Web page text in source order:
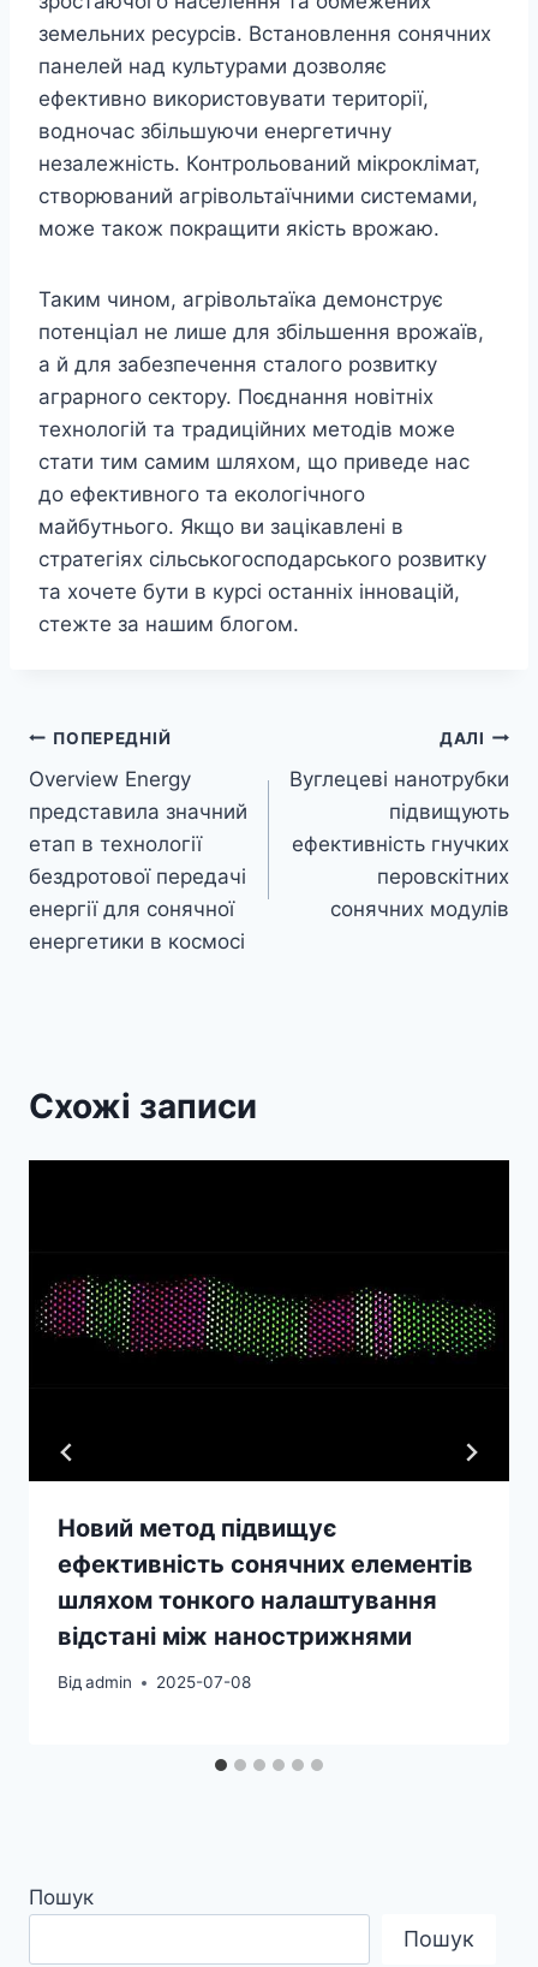
земельних ресурсів. Встановлення сонячних
панелей над культурами дозволяє
ефективно використовувати території,
водночас збільшуючи енергетичну
незалежність. Контрольований мікроклімат,
створюваний агрівольтаїчними системами,
може також покращити якість врожаю.
Таким чином, агрівольтаїка демонструє
потенціал не лише для збільшення врожаїв,
а й для забезпечення сталого розвитку
аграрного сектору. Поєднання новітніх
технологій та традиційних методів може
стати тим самим шляхом, що приведе нас
до ефективного та екологічного
майбутнього. Якщо ви зацікавлені в
стратегіях сільськогосподарського розвитку
та хочете бути в курсі останніх інновацій,
стежте за нашим блогом.
Навігація
записів
ПОПЕРЕДНІЙ
Overview Energy
представила значний
етап в технології
бездротової передачі
енергії для сонячної
енергетики в космосі
ДАЛІ
Вуглецеві нанотрубки
підвищують
ефективність гнучких
перовскітних
сонячних модулів
Схожі записи
Новий метод підвищує
ефективність сонячних елементів
шляхом тонкого налаштування
відстані між нанострижнями
Відadmin 2025-07-08
Пошук
Пошук